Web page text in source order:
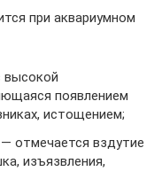
при аквариумном
высокой
появлением
истощением;
отмечается вздутие
изъязвления,